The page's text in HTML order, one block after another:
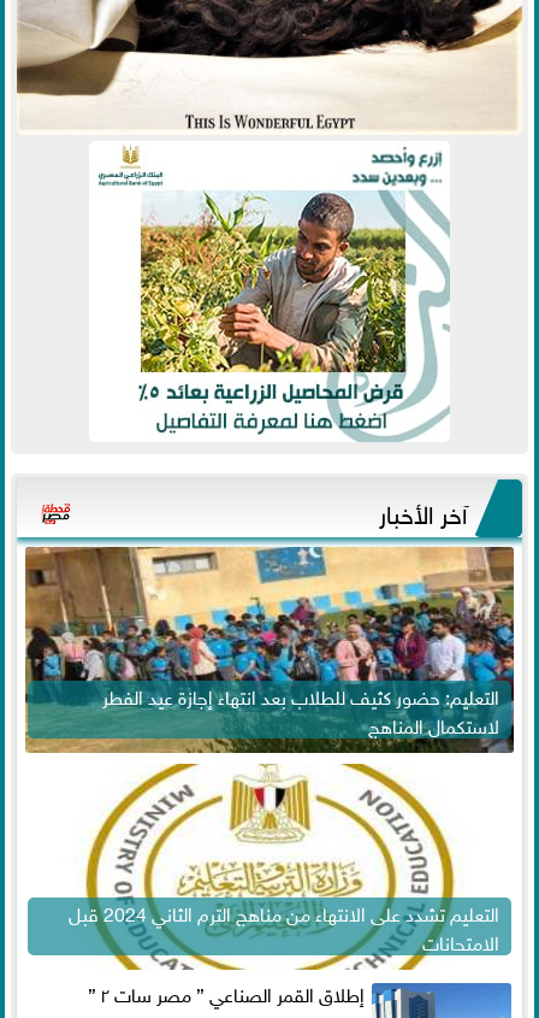
آخر الأخبار
التعليم: حضور كثيف للطلاب بعد انتهاء إجازة عيد الفطر
لاستكمال المناهج
التعليم تشدد على الانتهاء من مناهج الترم الثاني 2024 قبل
الامتحانات
إطلاق القمر الصناعي ” مصر سات ٢ ”